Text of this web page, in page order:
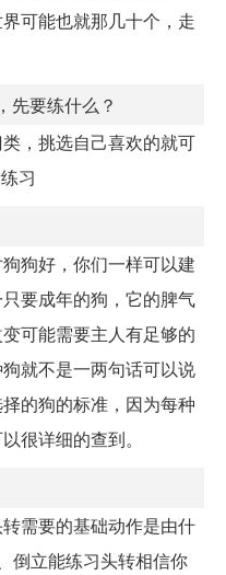
可能也就那几十个，走
先要练什么？
，挑选自己喜欢的就可
习
狗好，你们一样可以建
要成年的狗，它的脾气
可能需要主人有足够的
就不是一两句话可以说
的狗的标准，因为每种
很详细的查到。
需要的基础动作是由什
倒立能练习头转相信你